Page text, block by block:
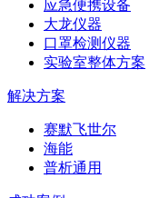
应急便携设备
大龙仪器
口罩检测仪器
实验室整体方案
解决方案
赛默飞世尔
海能
普析通用